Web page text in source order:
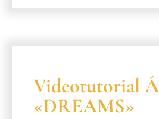
Videotutorial
«DREAMS»